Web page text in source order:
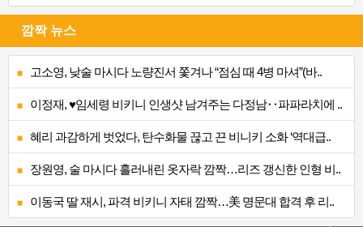
깜짝 뉴스
고소영, 낮술 마시다 노량진서 쫓겨나 “점심 때 4병 마셔”(바..
이정재, ♥임세령 비키니 인생샷 남겨주는 다정남‥파파라치에 ..
혜리 과감하게 벗었다, 탄수화물 끊고 끈 비니키 소화 ‘역대급..
장원영, 술 마시다 흘러내린 옷자락 깜짝…리즈 갱신한 인형 비..
이동국 딸 재시, 파격 비키니 자태 깜짝…美 명문대 합격 후 리..